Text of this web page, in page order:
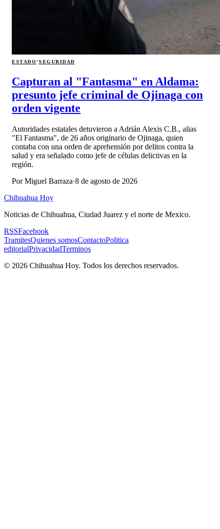
ESTADO·SEGURIDAD
Capturan al "Fantasma" en Aldama:
presunto jefe criminal de Ojinaga con
orden vigente
Autoridades estatales detuvieron a Adrián Alexis C.B., alias
"El Fantasma", de 26 años originario de Ojinaga, quien
contaba con una orden de aprehensión por delitos contra la
salud y era señalado como jefe de células delictivas en la
región.
PorMiguel Barraza·8 de agosto de 2026
Chihuahua Hoy
Noticias de Chihuahua, Ciudad Juarez y el norte de Mexico.
RSSFacebook
TramitesQuienes somosContactoPolitica
editorialPrivacidadTerminos
© 2026 Chihuahua Hoy. Todos los derechos reservados.